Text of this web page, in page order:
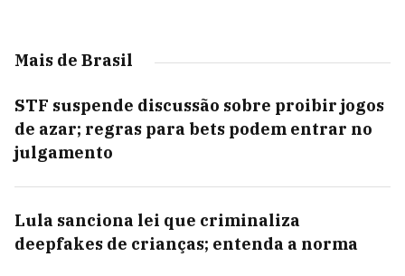
Mais de Brasil
STF suspende discussão sobre proibir jogos
de azar; regras para bets podem entrar no
julgamento
Lula sanciona lei que criminaliza
deepfakes de crianças; entenda a norma